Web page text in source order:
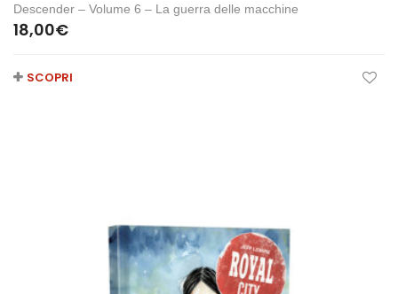
Descender – Volume 6 – La guerra delle macchine
18,00€
SCOPRI